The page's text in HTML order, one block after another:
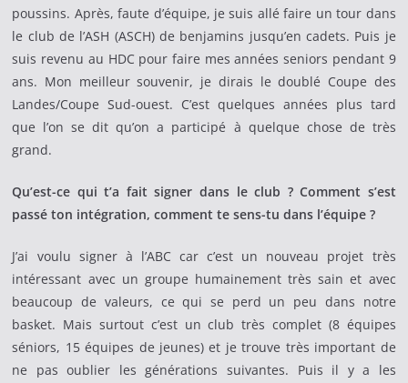
poussins. Après, faute d’équipe, je suis allé faire un tour dans
le club de l’ASH (ASCH) de benjamins jusqu’en cadets. Puis je
suis revenu au HDC pour faire mes années seniors pendant 9
ans. Mon meilleur souvenir, je dirais le doublé Coupe des
Landes/Coupe Sud-ouest. C’est quelques années plus tard
que l’on se dit qu’on a participé à quelque chose de très
grand.
Qu’est-ce qui t’a fait signer dans le club ? Comment s’est
passé ton intégration, comment te sens-tu dans l’équipe ?
J’ai voulu signer à l’ABC car c’est un nouveau projet très
intéressant avec un groupe humainement très sain et avec
beaucoup de valeurs, ce qui se perd un peu dans notre
basket. Mais surtout c’est un club très complet (8 équipes
séniors, 15 équipes de jeunes) et je trouve très important de
ne pas oublier les générations suivantes. Puis il y a les